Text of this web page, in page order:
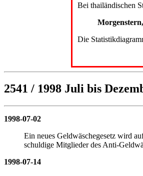
Bei thailändischen
Die
2541 / 1998 Juli bis
1998-07-02
Ein neues Geldwäschegesetz wird
schuldige Mitglieder des Anti-
1998-07-14